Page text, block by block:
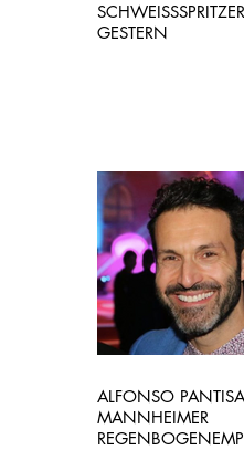
GESTERN
ALFONSO
MANNHEIMER